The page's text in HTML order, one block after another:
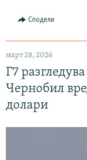
Сподели
март 28, 2026
Г7
Чернобил
долари